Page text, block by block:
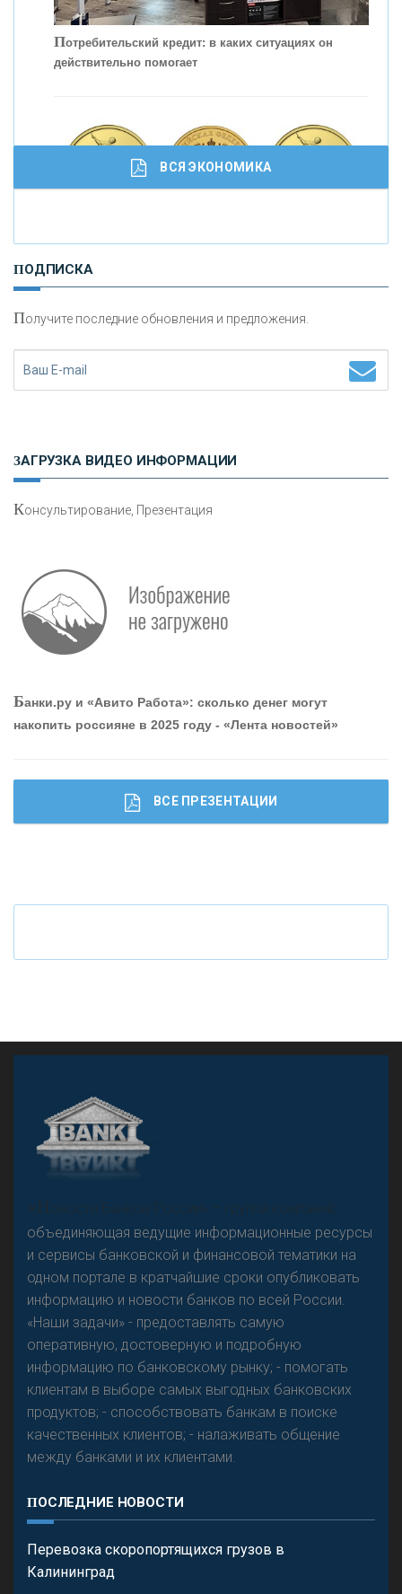
привлечь и удержать персонал - «Интервью»
Резкого разворота на рынке автокредитов не
предвидится - «Интервью»
Потребительский кредит: в каких ситуациях он
действительно помогает
И
сохранения и увеличения капитала
Что будет с наличными деньгами при цифровом
ВСЯ ЭКОНОМИКА
ПОДПИСКА
Получите последние обновления и предложения.
ЗАГРУЗКА ВИДЕО ИНФОРМАЦИИ
Консультирование, Презентация
Банки.ру и «Авито Работа»: сколько денег могут
накопить россияне в 2025 году - «Лента новостей»
ВСЕ ПРЕЗЕНТАЦИИ
«Н
овости Банков России» – группа компаний,
объединяющая ведущие информационные ресурсы
и сервисы банковской и финансовой тематики на
одном портале в кратчайшие сроки опубликовать
информацию и новости банков по всей России.
«Наши задачи» - предоставлять самую
оперативную, достоверную и подробную
информацию по банковскому рынку; - помогать
клиентам в выборе самых выгодных банковских
продуктов; - способствовать банкам в поиске
качественных клиентов; - налаживать общение
между банками и их клиентами.
ПОСЛЕДНИЕ НОВОСТИ
Перевозка скоропортящихся грузов в
Калининград